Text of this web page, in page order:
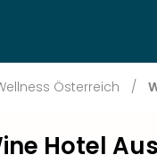
Österreich /
Hotel